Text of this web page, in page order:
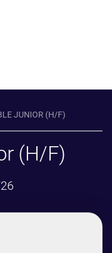
JUNIOR (H/F)
(H/F)